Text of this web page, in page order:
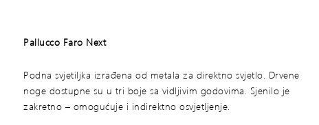
Pallucco Faro Next
Podna svjetiljka izrađena od metala za direktno svjetlo. Drvene
noge dostupne su u tri boje sa vidljivim godovima. Sjenilo je
zakretno – omogućuje i indirektno osvjetljenje.